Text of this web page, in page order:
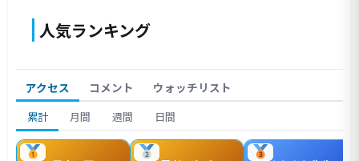
人気ランキング
アクセス コメント ウォッチリスト
累計 月間 週間 日間